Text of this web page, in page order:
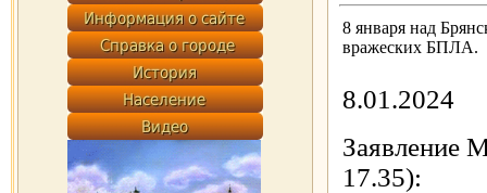
8 января над
вражеских БПЛА.
8.01.2024
Заявление
17.35):